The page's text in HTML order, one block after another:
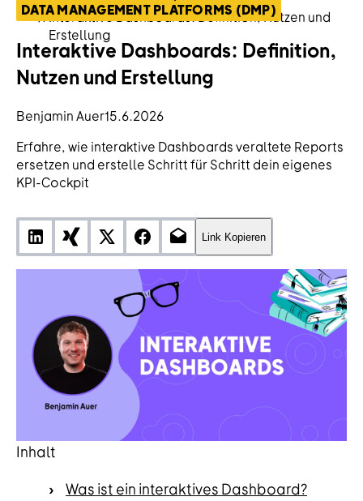
Interaktive Dashboards: Definition, Nutzen und
Erstellung
DATA MANAGEMENT PLATFORMS (DMP)
Interaktive Dashboards: Definition,
Nutzen und Erstellung
Benjamin Auer15.6.2026
Erfahre, wie interaktive Dashboards veraltete Reports
ersetzen und erstelle Schritt für Schritt dein eigenes
KPI-Cockpit
Link Kopieren
Inhalt
Was ist ein interaktives Dashboard?